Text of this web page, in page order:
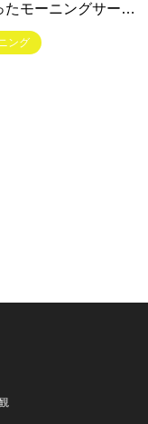
たモーニングサー…
ング